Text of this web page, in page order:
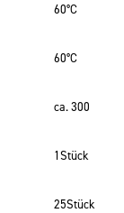
60°C
60°C
ca. 300
1Stück
25Stück